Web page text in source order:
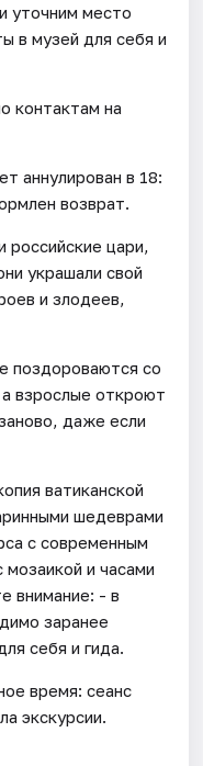
уточним место
в музей для себя и
контактам на
аннулирован в 18:
возврат.
цари,
украшали свой
и злодеев,
поздороваются со
взрослые откроют
даже если
ватиканской
шедеврами
с современным
мозаикой и часами
внимание: - в
заранее
себя и гида.
время: сеанс
экскурсии.